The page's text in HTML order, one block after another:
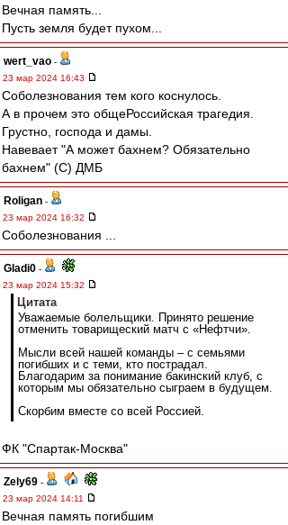
Вечная память...
Пусть земля будет пухом...
wert_vao -
23 мар 2024 16:43
Соболезнования тем кого коснулось.
А в прочем это общеРоссийская трагедия.
Грустно, господа и дамы.
Навевает "А может бахнем? Обязательно
бахнем" (С) ДМБ
Roligan -
23 мар 2024 16:32
Соболезнования ...
Gladi0 -
23 мар 2024 15:32
Цитата
Уважаемые болельщики. Принято решение
отменить товарищеский матч с «Нефтчи».
Мысли всей нашей команды – с семьями
погибших и с теми, кто пострадал.
Благодарим за понимание бакинский клуб, с
которым мы обязательно сыграем в будущем.
Скорбим вместе со всей Россией.
ФК "Спартак-Москва"
Zely69 -
23 мар 2024 14:11
Вечная память погибшим